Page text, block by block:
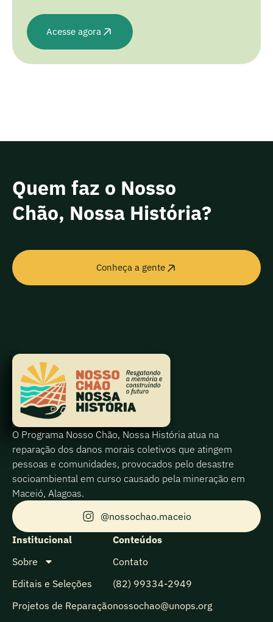
Acesse agora
Quem faz o Nosso
Chão, Nossa História?
Conheça a gente
O Programa Nosso Chão, Nossa História atua na
reparação dos danos morais coletivos que atingem
pessoas e comunidades, provocados pelo desastre
socioambiental em curso causado pela mineração em
Maceió, Alagoas.
@nossochao.maceio
Institucional
Sobre
Editais e Seleções
Projetos de Reparação
Conteúdos
Contato
(82) 99334-2949
nossochao@unops.org